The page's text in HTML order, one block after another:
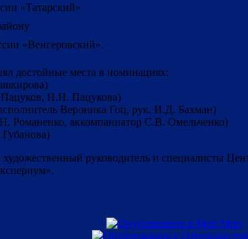
«Татарский»
«Венгеровский».
достойные места в номинациях:
Н.Н. Пацукова)
Вероника Гоц, рук. И.Д. Бахман)
Романенко, аккомпаниатор С.В. Омельченко)
руководитель и специалисты